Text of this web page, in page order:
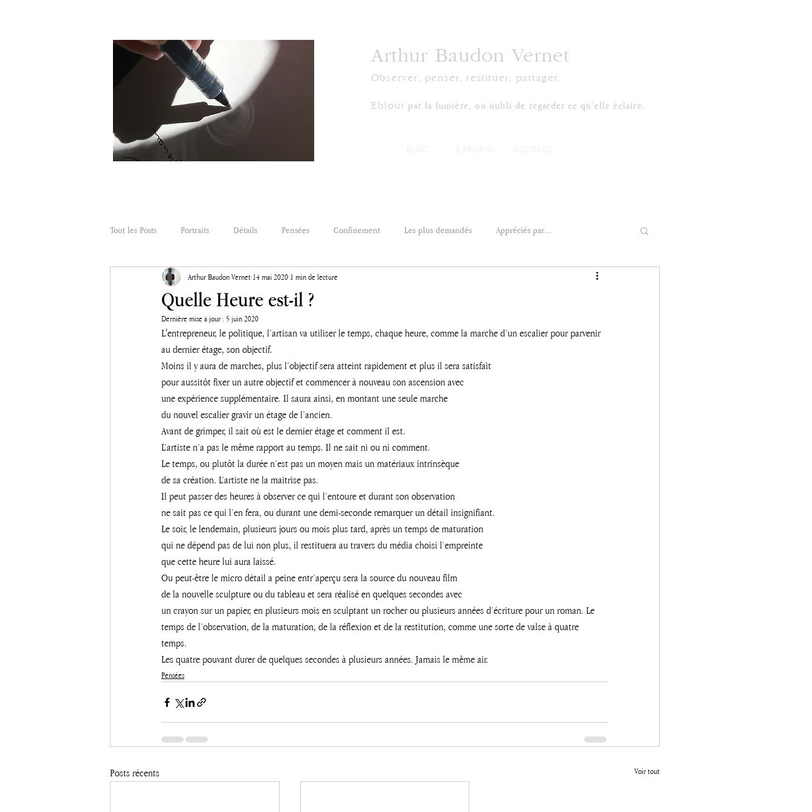
Arthur Baudon Vernet
Observer, penser, restituer, partager.
Ebloui par la lumière, on oubli de regarder ce qu'elle éclaire.
Tout les Posts Portraits Détails Pensées Confinement Les plus demandés Appréciés par...
Quelle Heure est-il ?
Arthur Baudon Vernet 14 mai 2020 1 min de lecture
Dernière mise à jour : 5 juin 2020
L'entrepreneur, le politique, l’artisan va utiliser le temps, chaque heure, comme la marche d’un escalier pour parvenir
au dernier étage, son objectif.
Moins il y aura de marches, plus l’objectif sera atteint rapidement et plus il sera satisfait
pour aussitôt fixer un autre objectif et commencer à nouveau son ascension avec
une expérience supplémentaire. Il saura ainsi, en montant une seule marche
du nouvel escalier gravir un étage de l’ancien.
Avant de grimper, il sait où est le dernier étage et comment il est.
L’artiste n’a pas le même rapport au temps. Il ne sait ni ou ni comment.
Le temps, ou plutôt la durée n’est pas un moyen mais un matériaux intrinsèque
de sa création. L’artiste ne la maitrise pas.
Il peut passer des heures à observer ce qui l’entoure et durant son observation
ne sait pas ce qui l’en fera, ou durant une demi-seconde remarquer un détail insignifiant.
Le soir, le lendemain, plusieurs jours ou mois plus tard, après un temps de maturation
qui ne dépend pas de lui non plus, il restituera au travers du média choisi l’empreinte
que cette heure lui aura laissé.
Ou peut-être le micro détail a peine entr’aperçu sera la source du nouveau film
de la nouvelle sculpture ou du tableau et sera réalisé en quelques secondes avec
un crayon sur un papier, en plusieurs mois en sculptant un rocher ou plusieurs années d’écriture pour un roman. Le
temps de l’observation, de la maturation, de la réflexion et de la restitution, comme une sorte de valse à quatre
temps.
Les quatre pouvant durer de quelques secondes à plusieurs années. Jamais le même air.
Pensées
Posts récents Voir tout